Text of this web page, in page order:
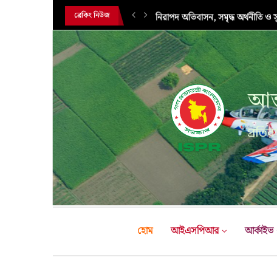
ব্রেকিং নিউজ নিরাপদ অভিবাসন, সমৃদ্ধ অর্থনীতি ও
হোম আইএসপিআর আর্কাইভ